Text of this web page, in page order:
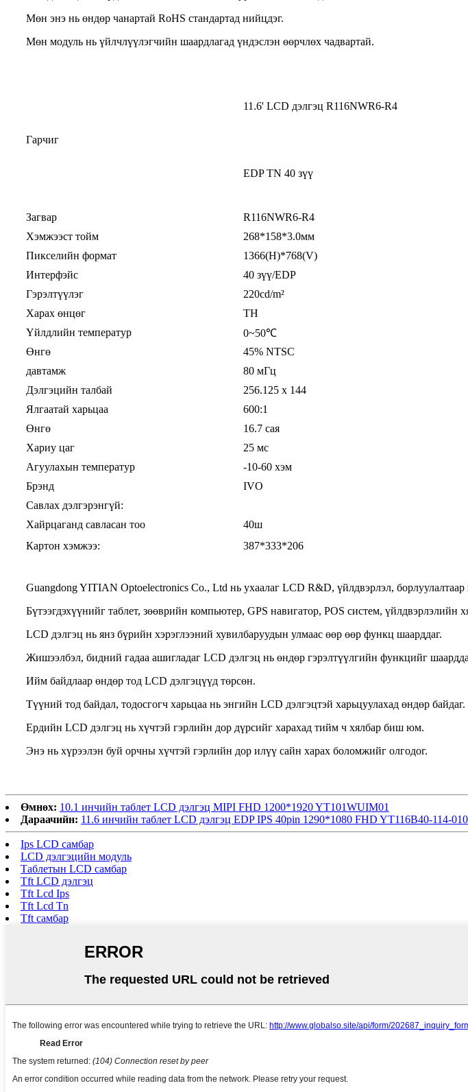
Мөн энэ нь өндөр чанартай RoHS стандартад нийцдэг.
Мөн модуль нь үйлчлүүлэгчийн шаардлагад үндэслэн өөрчлөх чадвартай.
Гарчиг
11.6' LCD дэлгэц R116NWR6-R4
EDP ​​TN 40 зүү
Загвар R116NWR6-R4
Хэмжээст тойм
268*158*3.0мм
Пикселийн формат
1366(H)*768(V)
Интерфэйс
40 зүү/EDP
Гэрэлтүүлэг
220cd/m²
Харах өнцөг
ТН
Үйлдлийн температур
0~50℃
Өнгө
45% NTSC
давтамж
80 мГц
Дэлгэцийн талбай
256.125 x 144
Ялгаатай харьцаа
600:1
Өнгө
16.7 сая
Хариу цаг
25 мс
Агуулахын температур
-10-60 хэм
Брэнд
IVO
Савлах дэлгэрэнгүй:
Хайрцаганд савласан тоо
40ш
Картон хэмжээ:
387*333*206
Guangdong YITIAN Optoelectronics Co., Ltd нь ухаалаг LCD R&D, үйлдвэрлэл,
Бүтээгдэхүүнийг таблет, зөөврийн компьютер, GPS навигатор, POS систем, үйлдвэрлэлийн
LCD дэлгэц нь янз бүрийн хэрэглээний хувилбаруудын улмаас өөр өөр функц шаарддаг.
Жишээлбэл, бидний гадаа ашигладаг LCD дэлгэц нь өндөр гэрэлтүүлгийн функцийг
Ийм байдлаар өндөр тод LCD дэлгэцүүд төрсөн.
Түүний тод байдал, тодосгогч харьцаа нь энгийн LCD дэлгэцтэй харьцуулахад өндөр байдаг.
Ердийн LCD дэлгэц нь хүчтэй гэрлийн дор дүрсийг харахад тийм ч хялбар биш юм.
Энэ нь хүрээлэн буй орчны хүчтэй гэрлийн дор илүү сайн харах боломжийг олгодог.
Өмнөх: 10.1 инчийн таблет LCD дэлгэц MIPI FHD 1200*1920 YT101WUIM01
Дараачийн: 11.6 инчийн таблет LCD дэлгэц EDP IPS 40pin 1290*1080 FHD YT116B40-114-
Ips LCD самбар
LCD дэлгэцийн модуль
Таблетын LCD самбар
Tft LCD дэлгэц
Tft Lcd Ips
Tft Lcd Tn
Tft самбар